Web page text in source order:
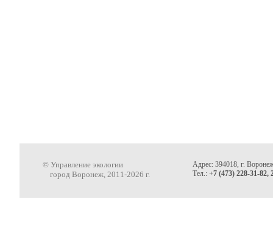
© Управление экологии
город Воронеж, 2011-2026 г.
Адрес: 394018, г.
Тел.: +7 (473) 228-31-82,